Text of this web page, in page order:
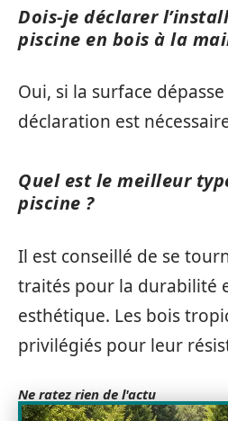
Dois-je déclarer
piscine en bois à la
Oui, si la surface
déclaration est
Quel est le meilleur
piscine ?
Il est conseillé de se
traités pour la durabilité
esthétique. Les bois
privilégiés pour leur
Ne ratez rien de l'actu